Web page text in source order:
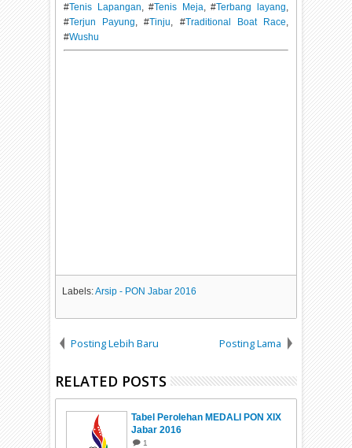
#Tenis Lapangan, #Tenis Meja, #Terbang layang,
#Terjun Payung, #Tinju, #Traditional Boat Race,
#Wushu
Labels:Arsip - PON Jabar 2016
Posting Lebih Baru Posting Lama
RELATED POSTS
Tabel Perolehan MEDALI PON XIX
Jabar 2016
1